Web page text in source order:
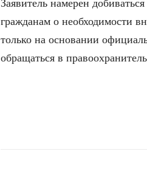
Заявитель намерен
гражданам о необходимости
только на основании
обращаться в